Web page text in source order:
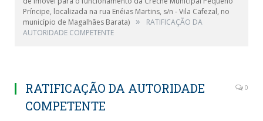
Príncipe, localizada na rua Enéias Martins, s/n - Vila Cafezal, no
município de Magalhães Barata) »
RATIFICAÇÃO DA
AUTORIDADE COMPETENTE
RATIFICAÇÃO DA AUTORIDADE
COMPETENTE
0